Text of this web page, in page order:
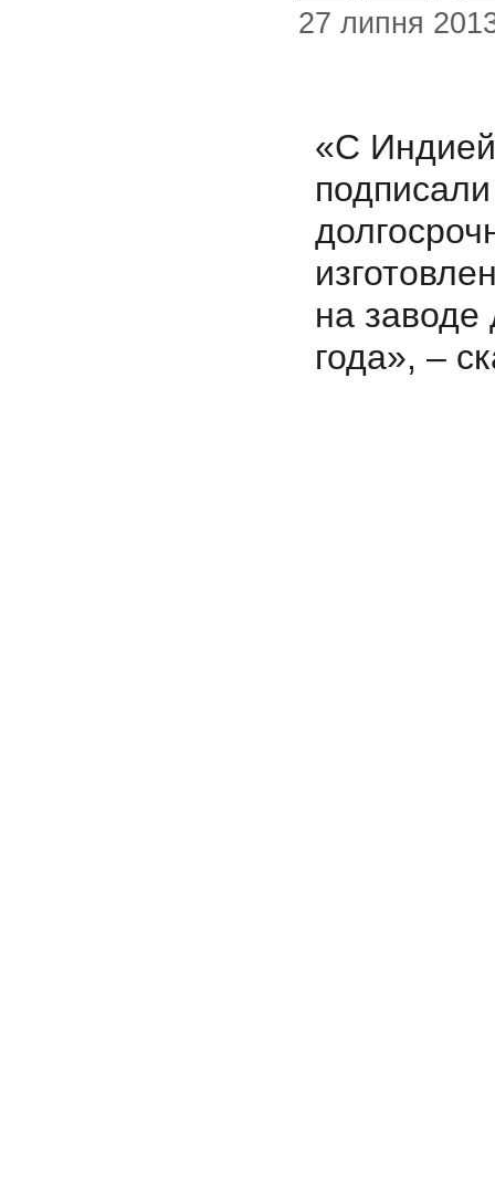
27 липня
«С
на заводе
года», –